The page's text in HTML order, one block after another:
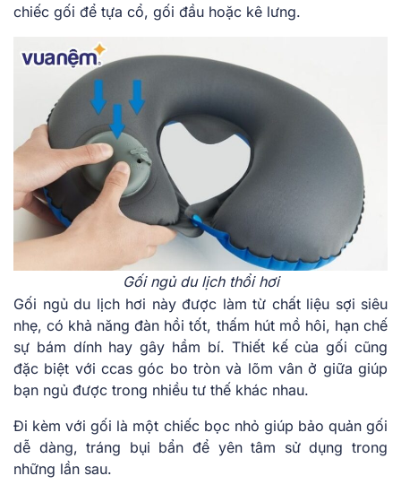
chiếc gối để tựa cổ, gối đầu hoặc kê lưng.
Gối ngủ du lịch thổi hơi
Gối ngủ du lịch hơi này được làm từ chất liệu sợi siêu
nhẹ, có khả năng đàn hồi tốt, thấm hút mồ hôi, hạn chế
sự bám dính hay gây hầm bí. Thiết kế của gối cũng
đặc biệt với ccas góc bo tròn và lõm vân ở giữa giúp
bạn ngủ được trong nhiều tư thế khác nhau.
Đi kèm với gối là một chiếc bọc nhỏ giúp bảo quản gối
dễ dàng, tráng bụi bẩn để yên tâm sử dụng trong
những lần sau.